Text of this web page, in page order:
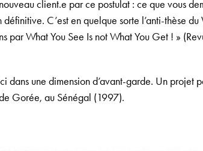
client.e par ce postulat : ce que vous
C’est en quelque sorte l’anti-thèse
par What You See Is not What You Get ! »
dans une dimension d’avant-garde. Un projet
Gorée, au Sénégal (1997).